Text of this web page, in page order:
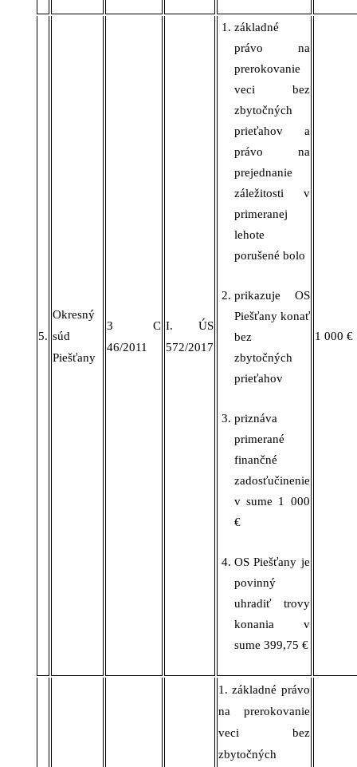
5.
Okresný
súd
Piešťany
3 C
46/2011
I. ÚS
572/2017
základné
právo na
prerokovanie
veci bez
zbytočných
prieťahov a
právo na
prejednanie
záležitosti v
primeranej
lehote
porušené bolo
prikazuje OS
Piešťany konať
bez
zbytočných
prieťahov
priznáva
primerané
finančné
zadosťučinenie
v sume 1 000
€
OS Piešťany je
povinný
uhradiť trovy
konania v
sume 399,75 €
1 000 €
1. základné právo
na prerokovanie
veci bez
zbytočných